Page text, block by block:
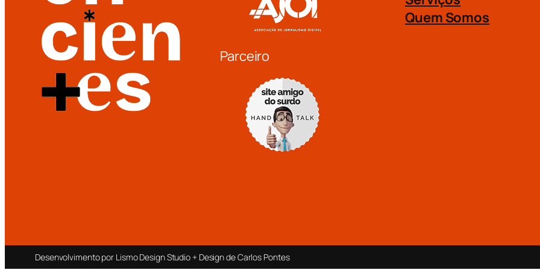
Parceiro
Quem Somos
Desenvolvimento por Lismo Design Studio + Design de Carlos Pontes